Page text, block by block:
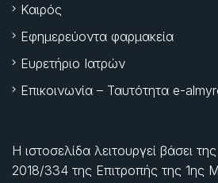
Καιρός
Εφημερεύοντα φαρμακεία
Ευρετήριο Ιατρών
Επικοινωνία – Ταυτότητα e-
Η ιστοσελίδα λειτουργεί βάσει
2018/334 της Επιτροπής της 1ης